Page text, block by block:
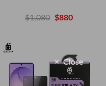
$1,080 $880
Close